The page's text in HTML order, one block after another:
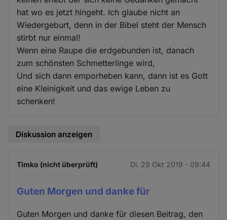
hat wo es jetzt hingeht. Ich glaube nicht an
Wiedergeburt, denn in der Bibel steht der Mensch
stirbt nur einmal!
Wenn eine Raupe die erdgebunden ist, danach
zum schönsten Schmetterlinge wird,
Und sich dann emporheben kann, dann ist es Gott
eine Kleinigkeit und das ewige Leben zu
schenken!
Diskussion anzeigen
Timko (nicht überprüft) Di. 29 Okt 2019 - 09:44
Guten Morgen und danke für
Guten Morgen und danke für diesen Beitrag, den